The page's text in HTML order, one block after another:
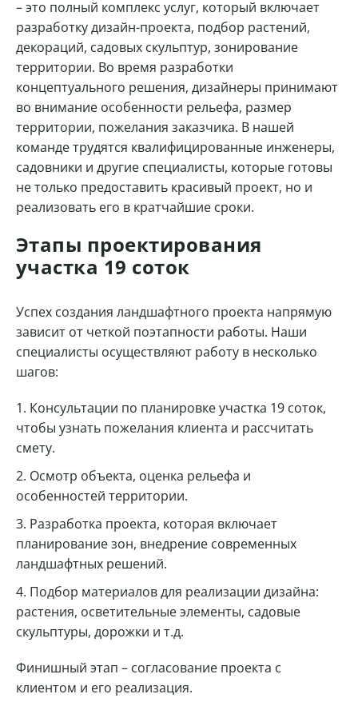
– это полный комплекс услуг, который включает
разработку дизайн-проекта, подбор растений,
декораций, садовых скульптур, зонирование
территории. Во время разработки
концептуального решения, дизайнеры принимают
во внимание особенности рельефа, размер
территории, пожелания заказчика. В нашей
команде трудятся квалифицированные инженеры,
садовники и другие специалисты, которые готовы
не только предоставить красивый проект, но и
реализовать его в кратчайшие сроки.
Этапы проектирования
участка 19 соток
Успех создания ландшафтного проекта напрямую
зависит от четкой поэтапности работы. Наши
специалисты осуществляют работу в несколько
шагов:
Консультации по планировке участка 19 соток,
чтобы узнать пожелания клиента и рассчитать
смету.
Осмотр объекта, оценка рельефа и
особенностей территории.
Разработка проекта, которая включает
планирование зон, внедрение современных
ландшафтных решений.
Подбор материалов для реализации дизайна:
растения, осветительные элементы, садовые
скульптуры, дорожки и т.д.
Финишный этап – согласование проекта с
клиентом и его реализация.